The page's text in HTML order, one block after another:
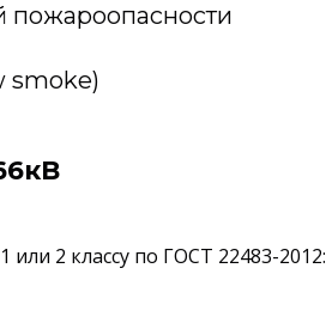
пожароопасности
smoke)
2 классу по ГОСТ 22483-2012: